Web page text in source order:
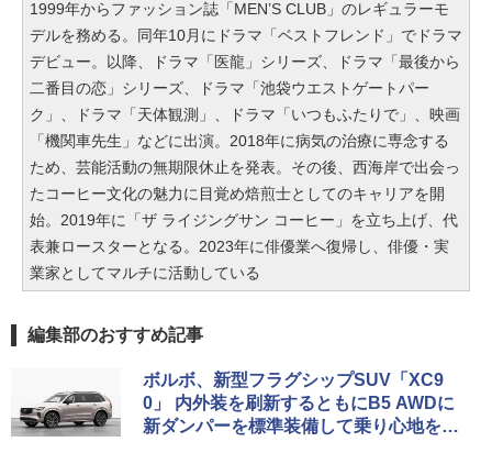
1999年からファッション誌「MEN’S CLUB」のレギュラーモ
デルを務める。同年10月にドラマ「ベストフレンド」でドラマ
デビュー。以降、ドラマ「医龍」シリーズ、ドラマ「最後から
二番目の恋」シリーズ、ドラマ「池袋ウエストゲートパー
ク」、ドラマ「天体観測」、ドラマ「いつもふたりで」、映画
「機関車先生」などに出演。2018年に病気の治療に専念する
ため、芸能活動の無期限休止を発表。その後、西海岸で出会っ
たコーヒー文化の魅力に目覚め焙煎士としてのキャリアを開
始。2019年に「ザ ライジングサン コーヒー」を立ち上げ、代
表兼ロースターとなる。2023年に俳優業へ復帰し、俳優・実
業家としてマルチに活動している
編集部のおすすめ記事
ボルボ、新型フラグシップSUV「XC9
0」 内外装を刷新するともにB5 AWDに
新ダンパーを標準装備して乗り心地を向